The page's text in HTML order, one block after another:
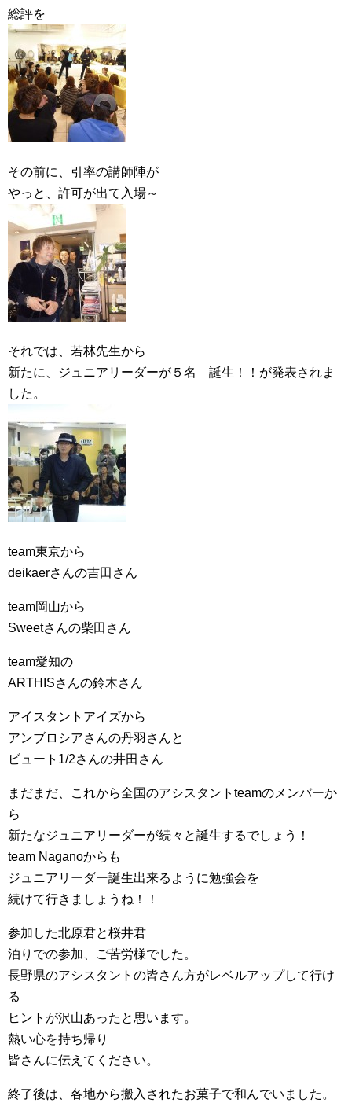
総評を
その前に、引率の講師陣が
やっと、許可が出て入場～
それでは、若林先生から
新たに、ジュニアリーダーが５名 誕生！！が発表されま
した。
team東京から
deikaerさんの吉田さん
team岡山から
Sweetさんの柴田さん
team愛知の
ARTHISさんの鈴木さん
アイスタントアイズから
アンブロシアさんの丹羽さんと
ビュート1/2さんの井田さん
まだまだ、これから全国のアシスタントteamのメンバーか
ら
新たなジュニアリーダーが続々と誕生するでしょう！
team Naganoからも
ジュニアリーダー誕生出来るように勉強会を
続けて行きましょうね！！
参加した北原君と桜井君
泊りでの参加、ご苦労様でした。
長野県のアシスタントの皆さん方がレベルアップして行け
る
ヒントが沢山あったと思います。
熱い心を持ち帰り
皆さんに伝えてください。
終了後は、各地から搬入されたお菓子で和んでいました。